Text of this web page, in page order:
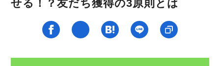
せる！？友だち獲得の3原則とは